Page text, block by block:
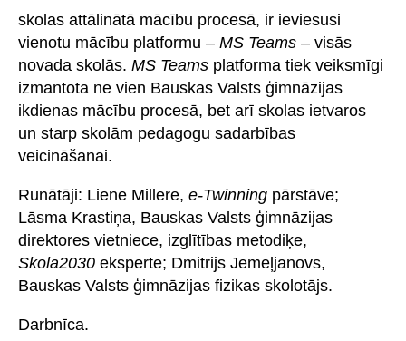
skolas attālinātā mācību procesā, ir ieviesusi
vienotu mācību platformu – MS Teams – visās
novada skolās. MS Teams platforma tiek veiksmīgi
izmantota ne vien Bauskas Valsts ģimnāzijas
ikdienas mācību procesā, bet arī skolas ietvaros
un starp skolām pedagogu sadarbības
veicināšanai.
Runātāji: Liene Millere, e-Twinning pārstāve;
Lāsma Krastiņa, Bauskas Valsts ģimnāzijas
direktores vietniece, izglītības metodiķe,
Skola2030 eksperte; Dmitrijs Jemeļjanovs,
Bauskas Valsts ģimnāzijas fizikas skolotājs.
Darbnīca.